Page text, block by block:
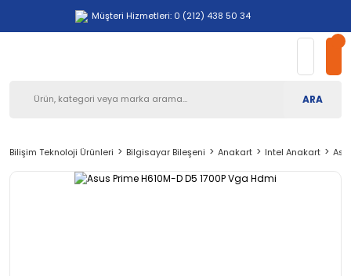
Müşteri Hizmetleri: 0 (212) 438 50 34
ARA
Bilişim Teknoloji Ürünleri Bilgisayar Bileşeni Anakart Intel Anakart